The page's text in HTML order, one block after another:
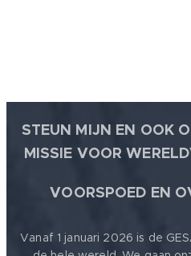
STEUN MIJN EN OOK
MISSIE VOOR
VOORSPOED EN
Vanaf 1 januari 2026 is de